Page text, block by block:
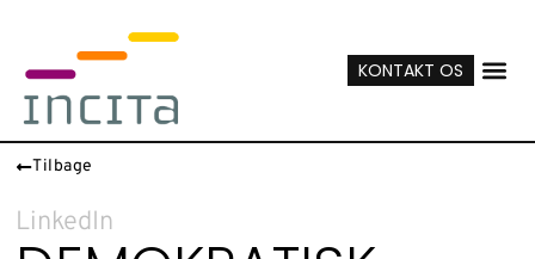
KONTAKT OS
Tilbage
LinkedIn